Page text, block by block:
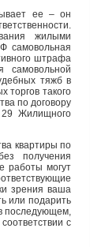
ее – он
жилыми
самовольная
штрафа
тяжб в
торгов такого
по договору
29 Жилищного
квартиры по
получения
работы могут
зрения ваша
или подарить
последующем,
с